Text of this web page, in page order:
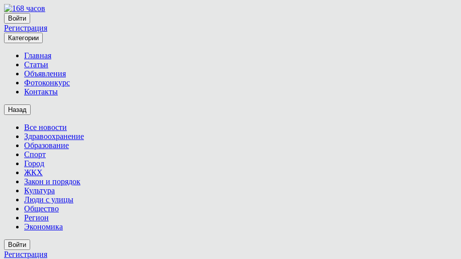
Войти
Регистрация
Категории
Главная
Статьи
Объявления
Фотоконкурс
Контакты
Назад
Все новости
Здравоохранение
Образование
Спорт
Город
ЖКХ
Закон и порядок
Культура
Люди с улицы
Общество
Регион
Экономика
Войти
Регистрация